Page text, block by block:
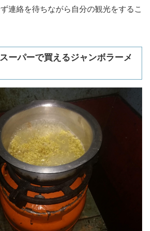
連絡を待ちながら自分の観光をするこ
ーパーで買えるジャンボラーメ